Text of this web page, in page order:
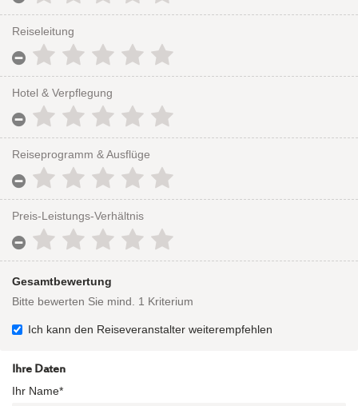
Reiseleitung
Hotel & Verpflegung
Reiseprogramm & Ausflüge
Preis-Leistungs-Verhältnis
Gesamtbewertung
Bitte bewerten Sie mind. 1 Kriterium
Ich kann den Reiseveranstalter weiterempfehlen
Ihre Daten
Ihr Name*